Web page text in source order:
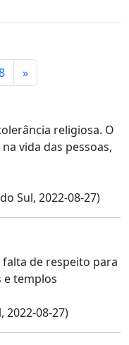
»
religiosa. O
vida das pessoas,
Sul, 2022-08-27)
de respeito para
e templos
2022-08-27)